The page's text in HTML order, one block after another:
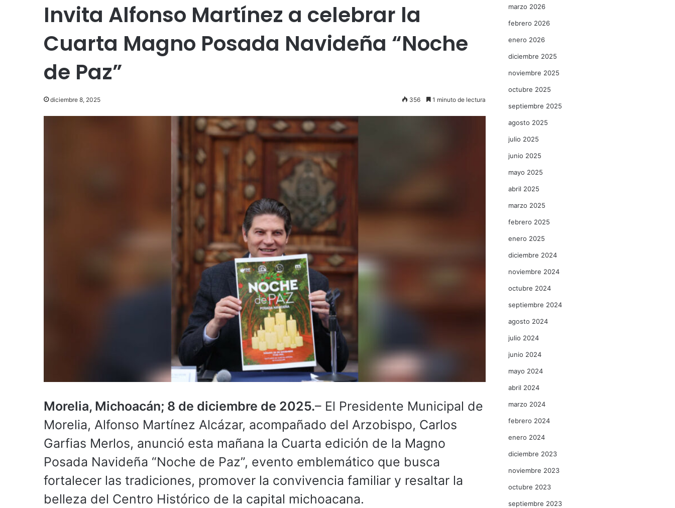
Invita Alfonso Martínez a celebrar la
Cuarta Magno Posada Navideña “Noche
de Paz”
diciembre 8, 2025 356 1 minuto de lectura
Morelia, Michoacán; 8 de diciembre de 2025.– El Presidente Municipal de
Morelia, Alfonso Martínez Alcázar, acompañado del Arzobispo, Carlos
Garfias Merlos, anunció esta mañana la Cuarta edición de la Magno
Posada Navideña “Noche de Paz”, evento emblemático que busca
fortalecer las tradiciones, promover la convivencia familiar y resaltar la
belleza del Centro Histórico de la capital michoacana.
marzo 2026
febrero 2026
enero 2026
diciembre 2025
noviembre 2025
octubre 2025
septiembre 2025
agosto 2025
julio 2025
junio 2025
mayo 2025
abril 2025
marzo 2025
febrero 2025
enero 2025
diciembre 2024
noviembre 2024
octubre 2024
septiembre 2024
agosto 2024
julio 2024
junio 2024
mayo 2024
abril 2024
marzo 2024
febrero 2024
enero 2024
diciembre 2023
noviembre 2023
octubre 2023
septiembre 2023